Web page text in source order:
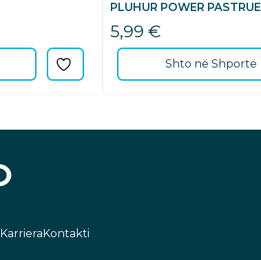
PLUHUR POWER
5,99 €
Shto në Shportë
KarrieraKontakti